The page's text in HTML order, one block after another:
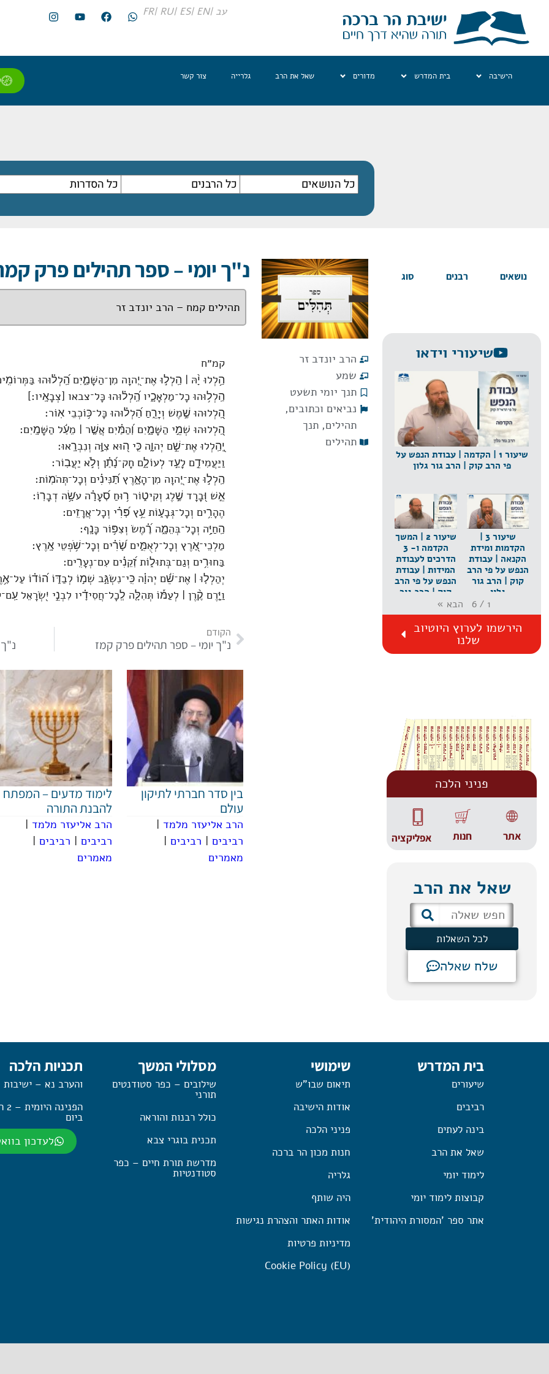
עב |EN |
ES |
RU |
FR
הישיבה בית המדרש מדורים שאל את הרב גלרייה צור קשר
נושאים רבנים סוג
שיעורי וידאו
שיעור 1 | הקדמה | עבודת הנפש על
פי הרב קוק | הרב גור גלון
שיעור 2 | המשך
הקדמה ו- 3
הדרכים לעבודת
המידות | עבודת
הנפש על פי הרב
קוק | הרב גור
הקדמות ומידת
הקנאה | עבודת
הנפש על פי הרב
קוק | הרב גור
גלון
1
/
6 הבא »
הירשמו לערוץ היוטיוב
שלנו
פניני הלכה
אתר חנות אפליקציה
שאל את הרב
לכל השאלות
שלח שאלה
הרב יונדב זר
שמע
תנך יומי תשעט
נביאים וכתובים,
תהילים, תנך
תהילים
נ"ך יומי – ספר תהילים פרק
תהילים קמח – הרב יונדב זר
קמ״ח
הַ֥לְלוּ יָ֨הּ ׀ הַֽלְל֣וּ אֶת־יְ֭הוָה מִן־הַשָּׁמַ֑יִם הַֽ֝לְל֗וּהוּ
הַֽלְל֥וּהוּ כָל־מַלְאָכָ֑יו הַֽ֝לְל֗וּהוּ כָּל־צבאו [צְבָאָֽיו׃]
הַֽ֭לְלוּהוּ שֶׁ֣מֶשׁ וְיָרֵ֑חַ הַ֝לְל֗וּהוּ כָּל־כּ֥וֹכְבֵי אֽוֹר׃
הַֽ֭לְלוּהוּ שְׁמֵ֣י הַשָּׁמָ֑יִם וְ֝הַמַּ֗יִם אֲשֶׁ֤ר ׀ מֵעַ֬ל הַשָּׁמָֽיִם׃
יְֽ֭הַֽלְלוּ אֶת־שֵׁ֣ם יְהוָ֑ה כִּ֤י ה֭וּא צִוָּ֣ה וְנִבְרָֽאוּ׃
וַיַּעֲמִידֵ֣ם לָעַ֣ד לְעוֹלָ֑ם חָק־נָ֝תַ֗ן וְלֹ֣א יַעֲבֽוֹר׃
הַֽלְל֣וּ אֶת־יְ֭הוָה מִן־הָאָ֑רֶץ תַּ֝נִּינִ֗ים וְכָל־תְּהֹמֽוֹת׃
אֵ֣שׁ וּ֭בָרָד שֶׁ֣לֶג וְקִיט֑וֹר ר֥וּחַ סְ֝עָרָ֗ה עֹשָׂ֥ה דְבָרֽוֹ׃
הֶהָרִ֥ים וְכָל־גְּבָע֑וֹת עֵ֥ץ פְּ֝רִ֗י וְכָל־אֲרָזִֽים׃
הַֽחַיָּ֥ה וְכָל־בְּהֵמָ֑ה רֶ֝֗מֶשׂ וְצִפּ֥וֹר כָּנָֽף׃
מַלְכֵי־אֶ֭רֶץ וְכָל־לְאֻמִּ֑ים שָׂ֝רִ֗ים וְכָל־שֹׁ֥פְטֵי אָֽרֶץ׃
בַּחוּרִ֥ים וְגַם־בְּתוּל֑וֹת זְ֝קֵנִ֗ים עִם־נְעָרִֽים׃
יְהַלְל֤וּ ׀ אֶת־שֵׁ֬ם יְהוָ֗ה כִּֽי־נִשְׂגָּ֣ב שְׁמ֣וֹ לְבַדּ֑וֹ ה֝וֹד֗וֹ
וַיָּ֤רֶם קֶ֨רֶן ׀ לְעַמּ֡וֹ תְּהִלָּ֤ה לְֽכָל־חֲסִידָ֗יו לִבְנֵ֣י יִ֭שְׂרָאֵל
הקודם
נ"ך יומי – ספר תהילים פרק קמז
בין סדר חברתי לתיקון
עולם
הרב אליעזר מלמד |
רביבים | רביבים |
מאמרים
לימוד מדעים – המפתח
להבנת התורה
הרב אליעזר מלמד |
רביבים | רביבים |
מאמרים
בית המדרש
שיעורים
רביבים
בינה לעתים
שאל את הרב
לימוד יומי
קבוצות לימוד יומי
אתר ספר 'המסורת היהודית'
שימושי
תיאום שבו"ש
אודות הישיבה
פניני הלכה
חנות מכון הר ברכה
גלריה
היה שותף
אודות האתר והצהרת נגישות
מדיניות פרטיות
Cookie Policy (EU)
מסלולי המשך
שילובים – כפר סטודנטים
תורני
כולל רבנות והוראה
תכנית בוגרי צבא
מדרשת תורת חיים – כפר
סטודנטיות
תכניות הלכה
והערב נא –
ביום
לעדכון